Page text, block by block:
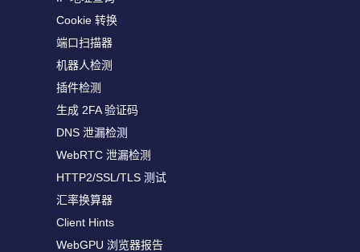
Cookie 转换
端口扫描器
机器人检测
插件检测
生成 2FA 验证码
DNS 泄漏检测
WebRTC 泄漏检测
HTTP2/SSL/TLS 测试
汇率换算器
Client Hints
WebGPU 浏览器报告